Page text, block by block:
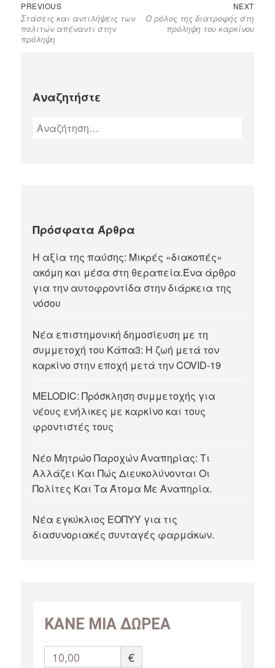
PREVIOUS
Στάσεις και αντιλήψεις των
πολιτών απέναντι στην
πρόληψη
NEXT
Ο ρόλος της διατροφής στη
πρόληψη του καρκίνου
Αναζητήστε
Πρόσφατα Άρθρα
Η αξία της παύσης: Μικρές «διακοπές»
ακόμη και μέσα στη θεραπεία.Ένα άρθρο
για την αυτοφροντίδα στην διάρκεια της
νόσου
Νέα επιστημονική δημοσίευση με τη
συμμετοχή του Κάπα3: Η ζωή μετά τον
καρκίνο στην εποχή μετά την COVID-19
MELODIC: Πρόσκληση συμμετοχής για
νέους ενήλικες με καρκίνο και τους
φροντιστές τους
Νέο Μητρώο Παροχών Αναπηρίας: Τι
Αλλάζει Και Πώς Διευκολύνονται Οι
Πολίτες Και Τα Άτομα Με Αναπηρία.
Νέα εγκύκλιος ΕΟΠΥΥ για τις
διασυνοριακές συνταγές φαρμάκων.
ΚΑΝΕ ΜΙΑ ΔΩΡΕΑ
10,00 €